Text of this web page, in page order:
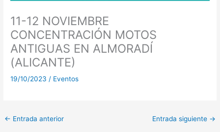
11-12 NOVIEMBRE
CONCENTRACIÓN MOTOS
ANTIGUAS EN ALMORADÍ
(ALICANTE)
19/10/2023 / Eventos
← Entrada anterior Entrada siguiente →